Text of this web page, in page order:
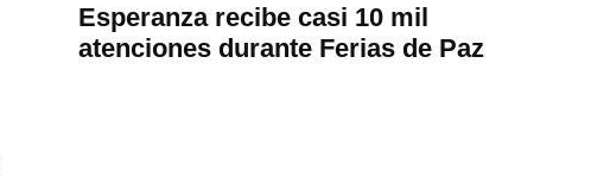
Esperanza recibe casi 10 mil
atenciones durante Ferias de Paz